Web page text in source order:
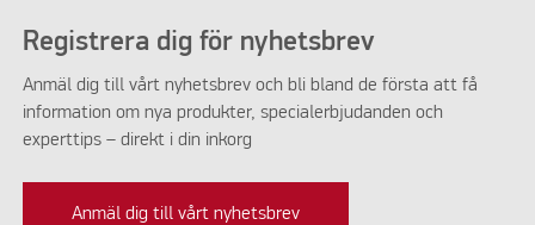
KÖK DELUXE
Registrera dig för nyhetsbrev
Anmäl dig till vårt nyhetsbrev och bli bland de första att få
information om nya produkter, specialerbjudanden och
experttips – direkt i din inkorg
Anmäl dig till vårt nyhetsbrev